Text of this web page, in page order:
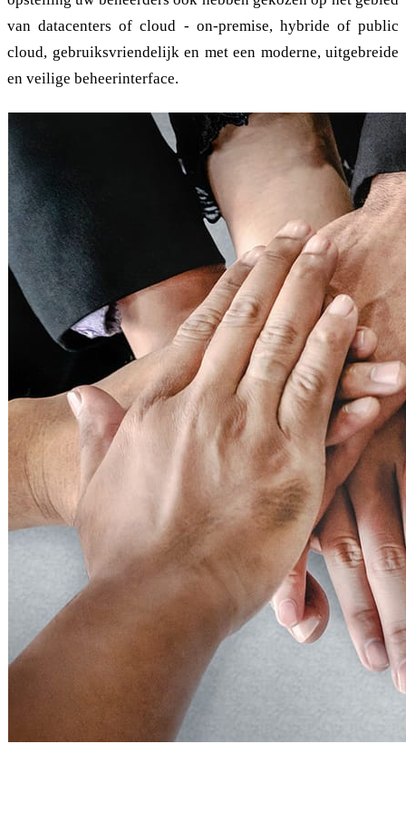
van datacenters of cloud - on-premise, hybride of public
cloud, gebruiksvriendelijk en met een moderne, uitgebreide
en veilige beheerinterface.